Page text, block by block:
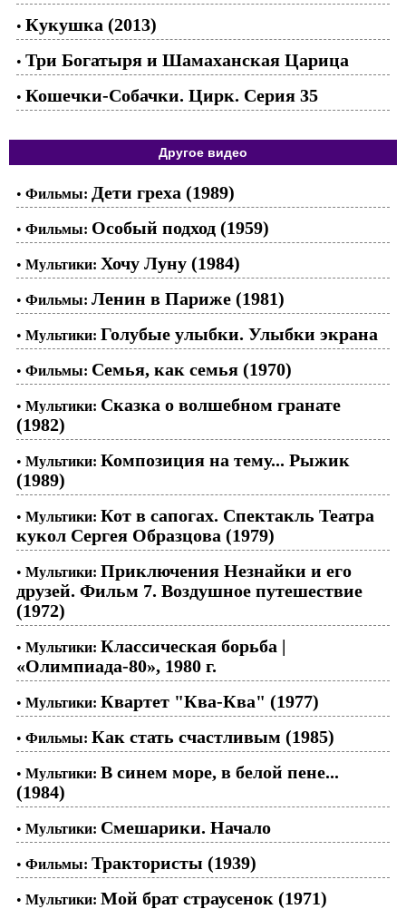
• Кукушка (2013)
• Три Богатыря и Шамаханская Царица
• Кошечки-Собачки. Цирк. Серия 35
Другое видео
• Фильмы: Дети греха (1989)
• Фильмы: Особый подход (1959)
• Мультики: Хочу Луну (1984)
• Фильмы: Ленин в Париже (1981)
• Мультики: Голубые улыбки. Улыбки экрана
• Фильмы: Семья, как семья (1970)
• Мультики: Сказка о волшебном гранате
(1982)
• Мультики: Композиция на тему... Рыжик
(1989)
• Мультики: Кот в сапогах. Спектакль Театра
кукол Сергея Образцова (1979)
• Мультики: Приключения Незнайки и его
друзей. Фильм 7. Воздушное путешествие
(1972)
• Мультики: Классическая борьба |
«Олимпиада-80», 1980 г.
• Мультики: Квартет "Ква-Ква" (1977)
• Фильмы: Как стать счастливым (1985)
• Мультики: В синем море, в белой пене...
(1984)
• Мультики: Смешарики. Начало
• Фильмы: Трактористы (1939)
• Мультики: Мой брат страусенок (1971)